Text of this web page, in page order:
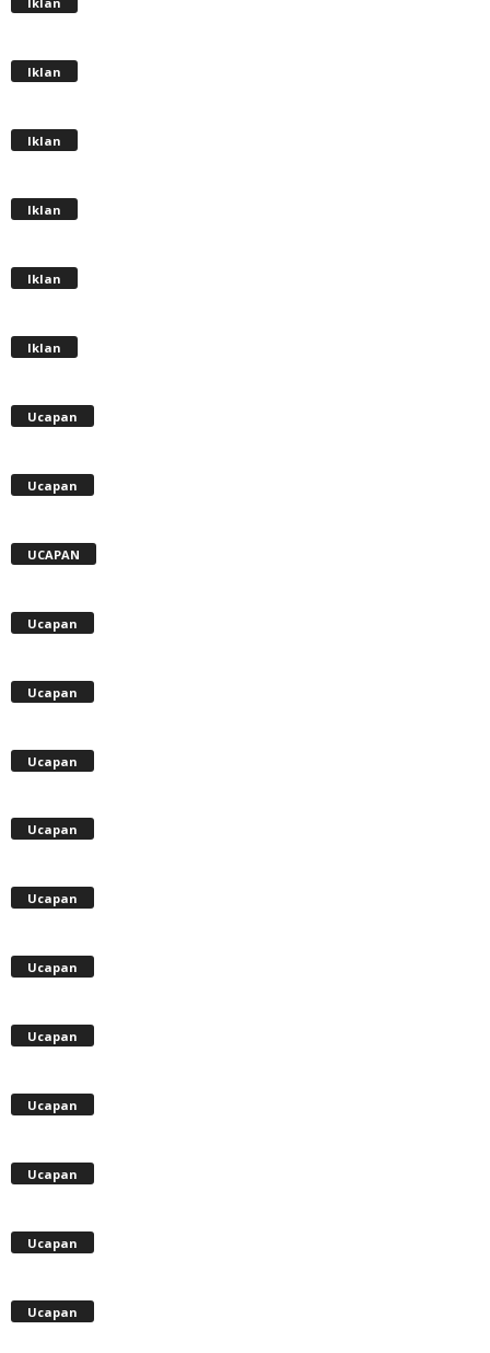
Iklan
Iklan
Iklan
Iklan
Iklan
Ucapan
Ucapan
UCAPAN
Ucapan
Ucapan
Ucapan
Ucapan
Ucapan
Ucapan
Ucapan
Ucapan
Ucapan
Ucapan
Ucapan